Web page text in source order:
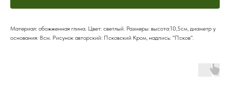
Материал: обожженная глина. Цвет: светлый. Размеры: высота:10,5см, диаметр у
основания: 8см. Рисунок авторский: Псковский Кром, надпись: "Псков".